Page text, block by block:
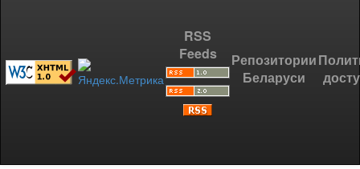
RSS
Feeds
Репозитории
Беларуси